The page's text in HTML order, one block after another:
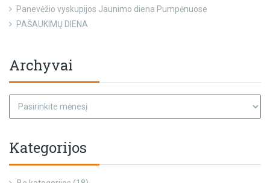
Panevėžio vyskupijos Jaunimo diena Pumpėnuose
PAŠAUKIMŲ DIENA
Archyvai
Kategorijos